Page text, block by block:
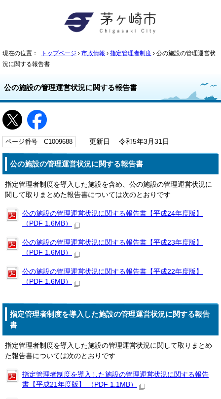
現在の位置： トップページ › 市政情報 › 指定管理者制度 › 公の施設の管理運営状
況に関する報告書
公の施設の管理運営状況に関する報告書
ページ番号 C1009688 更新日 令和5年3月31日
公の施設の管理運営状況に関する報告書
指定管理者制度を導入した施設を含め、公の施設の管理運営状況に
関して取りまとめた報告書については次のとおりです
公の施設の管理運営状況に関する報告書【平成24年度版】
（PDF 1.6MB）
公の施設の管理運営状況に関する報告書【平成23年度版】
（PDF 1.6MB）
公の施設の管理運営状況に関する報告書【平成22年度版】
（PDF 1.6MB）
指定管理者制度を導入した施設の管理運営状況に関する報告
書
指定管理者制度を導入した施設の管理運営状況に関して取りまとめ
た報告書については次のとおりです
指定管理者制度を導入した施設の管理運営状況に関する報告
書【平成21年度版】 （PDF 1.1MB）